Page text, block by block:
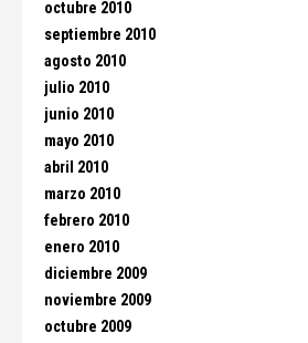
octubre 2010
septiembre 2010
agosto 2010
julio 2010
junio 2010
mayo 2010
abril 2010
marzo 2010
febrero 2010
enero 2010
diciembre 2009
noviembre 2009
octubre 2009